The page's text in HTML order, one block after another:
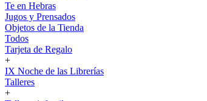
Te en Hebras
Jugos y Prensados
Objetos de la Tienda
Todos
Tarjeta de Regalo
+
IX Noche de las Librerías
Talleres
+